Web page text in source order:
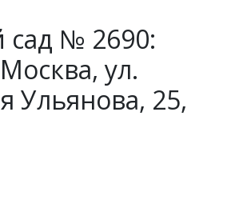
сад № 2690:
ул.
Ульянова, 25,